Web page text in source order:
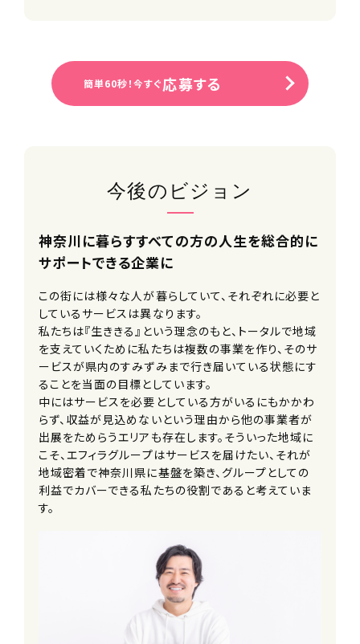
■永年勤続手当
■退職金制度
■結婚・出産祝い金
物禁止ルール
■パワハラ禁止ルール
■社会保険完備（雇用・労災・健康・厚
生年金）
■健康診断
■インフルエンザ予防接種補助制度
■遠方者引越費用負担制度
加入保険
社会保険完備（雇用・労災・健康・厚生
年金）
※法定通り
受動喫煙防止措置事項
全社全面禁煙
試用期間
簡単60秒！今すぐ応募する
今後のビジョン
神奈川に暮らすすべての方の人生を総合的に
サポートできる企業に
この街には様々な人が暮らしていて、それぞれに必要と
しているサービスは異なります。
私たちは『生ききる』という理念のもと、トータルで地域
を支えていくために私たちは複数の事業を作り、そのサ
ービスが県内のすみずみまで行き届いている状態にす
ることを当面の目標としています。
中にはサービスを必要としている方がいるにもかかわ
らず、収益が見込めないという理由から他の事業者が
出展をためらうエリアも存在します。そういった地域に
こそ、エフィラグループはサービスを届けたい、それが
地域密着で神奈川県に基盤を築き、グループとしての
利益でカバーできる私たちの役割であると考えていま
す。